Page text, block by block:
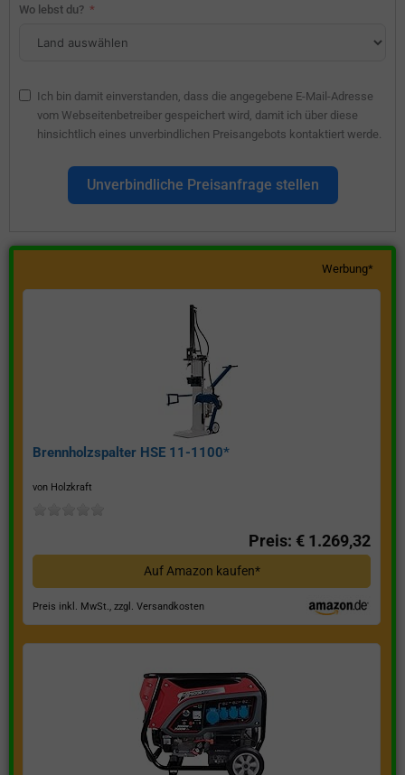
Wo lebst du?
Ich bin damit einverstanden, dass die angegebene E-Mail-Adresse
vom Webseitenbetreiber gespeichert wird, damit ich über diese
hinsichtlich eines unverbindlichen Preisangebots kontaktiert werde.
Unverbindliche Preisanfrage stellen
Werbung*
Brennholzspalter HSE 11-1100*
von Holzkraft
Preis: € 1.269,32
Auf Amazon kaufen*
Preis inkl. MwSt., zzgl. Versandkosten